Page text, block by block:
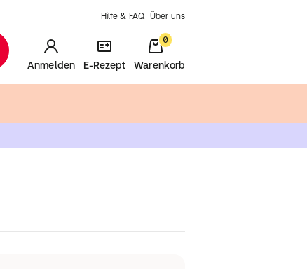
Hilfe & FAQ Über uns
Anmelden E-Rezept
0
Warenkorb